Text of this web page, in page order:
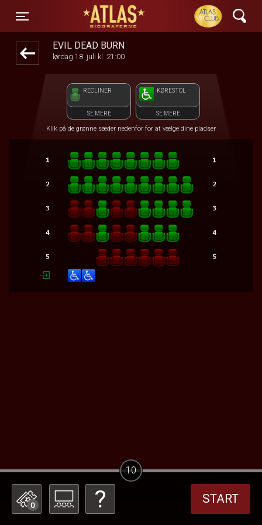
Toggle navigation
ATLAS Biograferne
EVIL DEAD BURN
lørdag 18. juli kl. 21:00
RECLINER
SE MERE
KØRESTOL
SE MERE
Klik på de grønne sæder nedenfor for at vælge dine pladser
0 START
10
1step-front02 025956